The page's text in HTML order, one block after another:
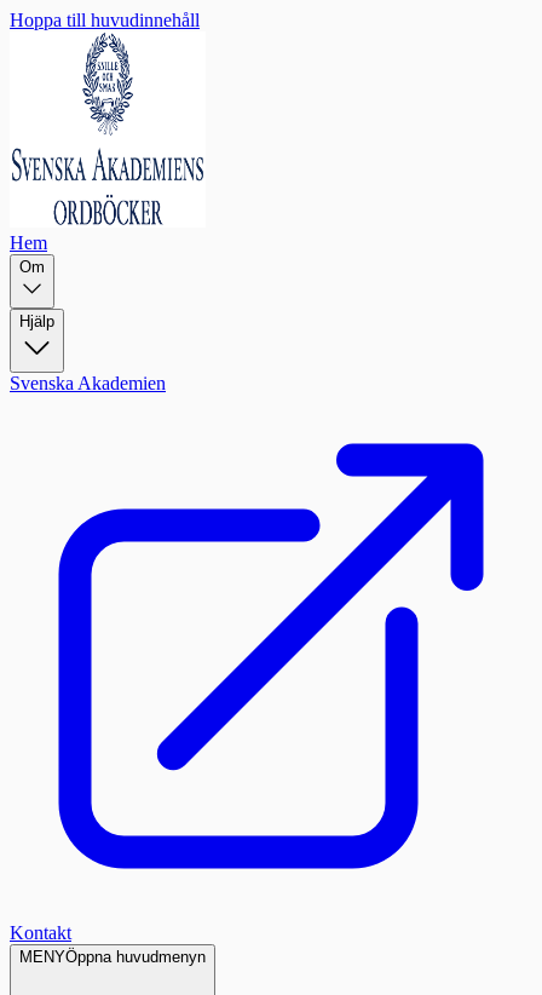
Hoppa till huvudinnehåll
Hem
Om
Hjälp
Svenska Akademien
Kontakt
MENYÖppna huvudmenyn